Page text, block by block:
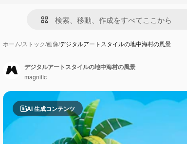
ホーム/ストック/画像/デジタルアートスタイルの地中海村の風景
AI 生成コンテンツ
デジタルアートスタイルの地中海村の風景
magnific